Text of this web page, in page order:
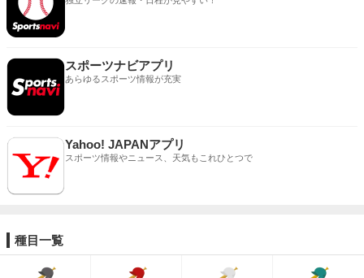
スポーツナビアプリ
あらゆるスポーツ情報が充実
Yahoo! JAPANアプリ
スポーツ情報やニュース、天気もこれひとつで
種目一覧